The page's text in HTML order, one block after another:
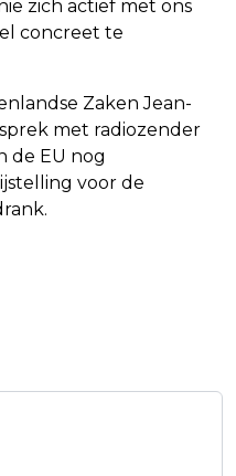
zich actief met ons
concreet te
Zaken Jean-
met radiozender
de EU nog
voor de
OFFICIEEL
STRIK TER